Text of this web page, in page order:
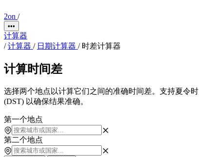
2on /
•••
计算器
/ 计算器 / 日期计算器 / 时差计算器
计算时间差
选择两个地点以计算它们之间的准确时间差。支持夏令时
(DST) 以确保结果准确。
第一个地点
第二个地点